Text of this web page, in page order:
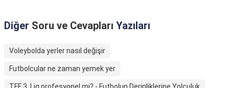
Diğer Soru ve Cevapları Yazıları
Voleybolda yerler nasıl değişir
Futbolcular ne zaman yemek yer